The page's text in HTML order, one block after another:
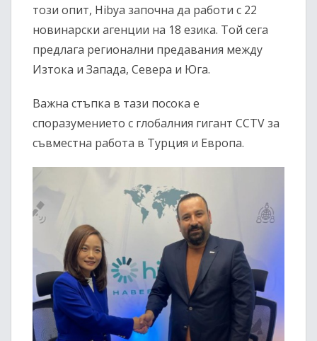
този опит, Hibya започна да работи с 22
новинарски агенции на 18 езика. Той сега
предлага регионални предавания между
Изтока и Запада, Севера и Юга.
Важна стъпка в тази посока е
споразумението с глобалния гигант CCTV за
съвместна работа в Турция и Европа.